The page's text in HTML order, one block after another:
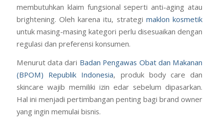
membutuhkan klaim fungsional seperti anti-aging atau
brightening. Oleh karena itu, strategimaklon kosmetik
untuk masing-masing kategori perlu disesuaikan dengan
regulasi dan preferensi konsumen.
Menurut data dari Badan Pengawas Obat dan Makanan
(BPOM) Republik Indonesia, produk body care dan
skincare wajib memiliki izin edar sebelum dipasarkan.
Hal ini menjadi pertimbangan penting bagi brand owner
yang ingin memulai bisnis.